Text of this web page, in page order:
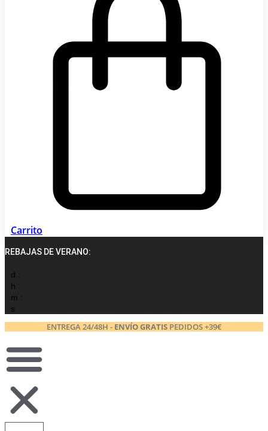
Carrito
REBAJAS DE VERANO:
d :
h :
m :
s
ENTREGA 24/48H - ENVÍO GRATISPEDIDOS +39€